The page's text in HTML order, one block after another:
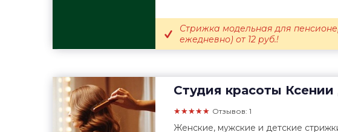
Стрижка модельная для
ежедневно) от 12 руб.!
Студия красоты
★★★★★ Отзывов: 1
Женские, мужские и детские